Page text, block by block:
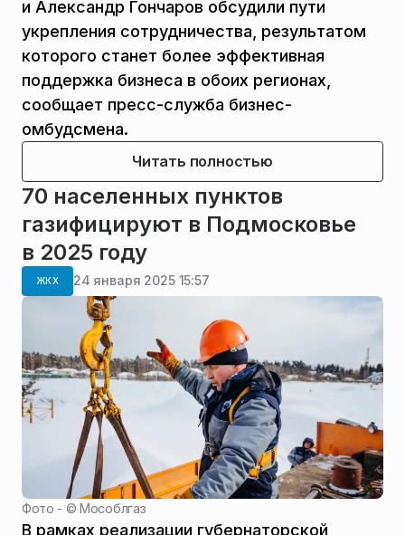
и Александр Гончаров обсудили пути
укрепления сотрудничества, результатом
которого станет более эффективная
поддержка бизнеса в обоих регионах,
сообщает пресс-служба бизнес-
омбудсмена.
Читать полностью
70 населенных пунктов
газифицируют в Подмосковье
в 2025 году
ЖКХ 24 января 2025 15:57
Фото - ©Мособлгаз
В рамках реализации губернаторской